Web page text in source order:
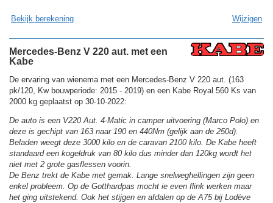
Bekijk berekening Wijzigen
Mercedes-Benz V 220 aut. met een
Kabe
De ervaring van wienema met een Mercedes-Benz V 220 aut. (163
pk/120, Kw bouwperiode: 2015 - 2019) en een Kabe Royal 560 Ks van
2000 kg geplaatst op 30-10-2022:
De auto is een V220 Aut. 4-Matic in camper uitvoering (Marco Polo) en
deze is gechipt van 163 naar 190 en 440Nm (gelijk aan de 250d).
Beladen weegt deze 3000 kilo en de caravan 2100 kilo. De Kabe heeft
standaard een kogeldruk van 80 kilo dus minder dan 120kg wordt het
niet met 2 grote gasflessen voorin.
De Benz trekt de Kabe met gemak. Lange snelweghellingen zijn geen
enkel probleem. Op de Gotthardpas mocht ie even flink werken maar
het ging uitstekend. Ook het stijgen en afdalen op de A75 bij Lodève